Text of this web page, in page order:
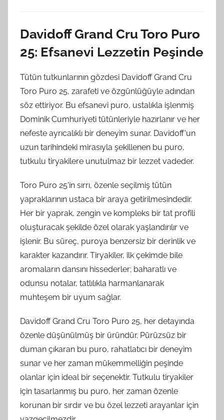
Davidoff Grand Cru Toro Puro
25: Efsanevi Lezzetin Peşinde
Tütün tutkunlarının gözdesi Davidoff Grand Cru
Toro Puro 25, zarafeti ve özgünlüğüyle adından
söz ettiriyor. Bu efsanevi puro, ustalıkla işlenmiş
Dominik Cumhuriyeti tütünleriyle hazırlanır ve her
nefeste ayrıcalıklı bir deneyim sunar. Davidoff'un
uzun tarihindeki mirasıyla şekillenen bu puro,
tutkulu tiryakilere unutulmaz bir lezzet vadeder.
Toro Puro 25'in sırrı, özenle seçilmiş tütün
yapraklarının ustaca bir araya getirilmesindedir.
Her bir yaprak, zengin ve kompleks bir tat profili
oluşturacak şekilde özel olarak yaşlandırılır ve
işlenir. Bu süreç, puroya benzersiz bir derinlik ve
karakter kazandırır. Tiryakiler, ilk çekimde bile
aromaların dansını hissederler; baharatlı ve
odunsu notalar, tatlılıkla harmanlanarak
muhteşem bir uyum sağlar.
Davidoff Grand Cru Toro Puro 25, her detayında
özenle düşünülmüş bir üründür. Pürüzsüz bir
duman çıkaran bu puro, rahatlatıcı bir deneyim
sunar ve her zaman mükemmelliğin peşinde
olanlar için ideal bir seçenektir. Tutkulu tiryakiler
için tasarlanmış bu puro, her zaman özenle
korunan bir sırdır ve bu özel lezzeti arayanlar için